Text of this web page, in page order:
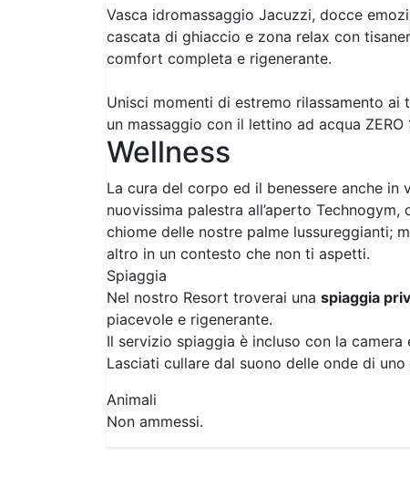
Vasca idromassaggio Jacuzzi, docce
cascata di ghiaccio e zona relax con
comfort completa e rigenerante.
Unisci momenti di estremo rilassamento
un massaggio con il lettino ad acqua
Wellness
La cura del corpo ed il benessere anche in
nuovissima palestra all’aperto
chiome delle nostre palme lussureggianti;
altro in un contesto che non ti aspetti.
Spiaggia
Nel nostro Resort troverai una spiaggia
piacevole e rigenerante.
Il servizio spiaggia è incluso con la
Lasciati cullare dal suono delle onde di
Animali
Non ammessi.